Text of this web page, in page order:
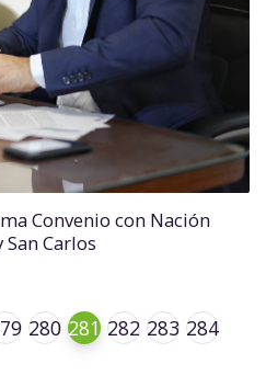
Convenio con Nación
Carlos
280 281 282 283 284